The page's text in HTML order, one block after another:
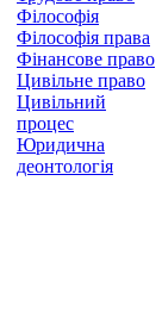
Філософія
Філософія права
Фінансове право
Цивільне право
Цивільний
процес
Юридична
деонтологія